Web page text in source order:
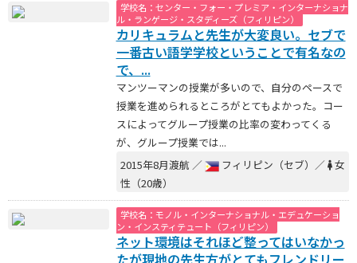
学校名：センター・フォー・プレミア・インターナショナ
ル・ランゲージ・スタディーズ（フィリピン）
カリキュラムと先生が大変良い。セブで
一番古い語学学校ということで有名なの
で、...
マンツーマンの授業が多いので、自分のペースで
授業を進められるところがとてもよかった。コー
スによってグループ授業の比率の変わってくる
が、グループ授業では...
2015年8月渡航 ／
フィリピン（セブ）／ 女
性（20歳）
学校名：モノル・インターナショナル・エデュケーショ
ン・インスティテュート（フィリピン）
ネット環境はそれほど整ってはいなかっ
たが現地の先生方がとてもフレンドリー